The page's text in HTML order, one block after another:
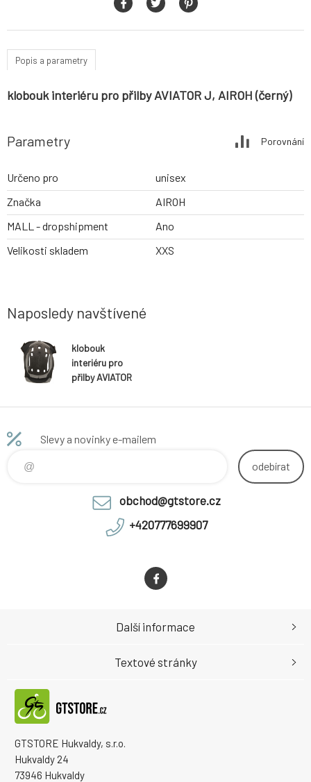
Popis a parametry
klobouk interiéru pro přilby AVIATOR J, AIROH (černý)
Parametry Porovnání
Určeno pro
unisex
Značka
AIROH
MALL - dropshipment
Ano
Velikosti skladem
XXS
Naposledy navštívené
klobouk
interiéru pro
přilby AVIATOR
Slevy a novinky e-mailem
odebírat
obchod@gtstore.cz
+420777699907
GTSTORE Hukvaldy, s.r.o.
Hukvaldy 24
73946 Hukvaldy
Další informace
Textové stránky